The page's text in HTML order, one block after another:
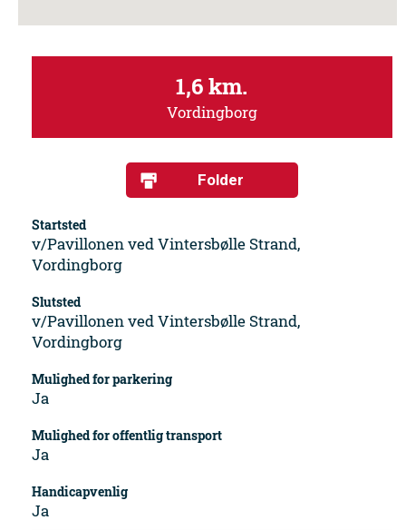
1,6 km.
Vordingborg
Folder
Startsted
v/Pavillonen ved Vintersbølle Strand,
Vordingborg
Slutsted
v/Pavillonen ved Vintersbølle Strand,
Vordingborg
Mulighed for parkering
Ja
Mulighed for offentlig transport
Ja
Handicapvenlig
Ja